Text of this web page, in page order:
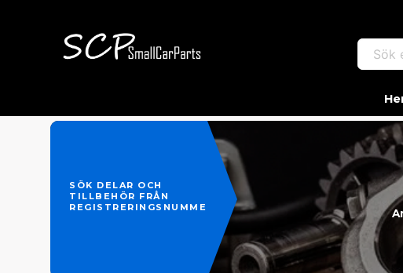
Sök
SÖK DELAR OCH
TILLBEHÖR FRÅN
REGISTRERINGSNUMMER